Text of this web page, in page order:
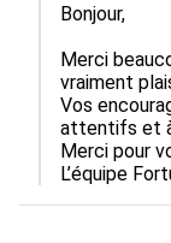
Bonjour,
Merci
vraiment
Vos
attentifs et
Merci pour
L’équipe